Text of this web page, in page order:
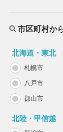
市区町村か
北海道・東北
札幌市
八戸市
郡山市
北陸・甲信越